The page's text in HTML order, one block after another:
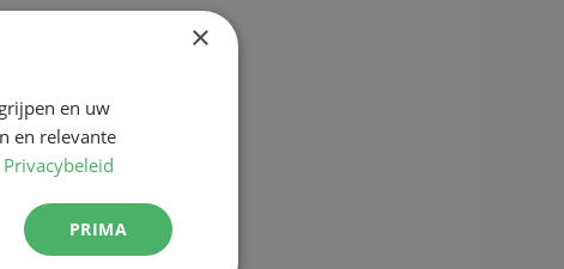
×
en uw
en relevante
Privacybeleid
PRIMA